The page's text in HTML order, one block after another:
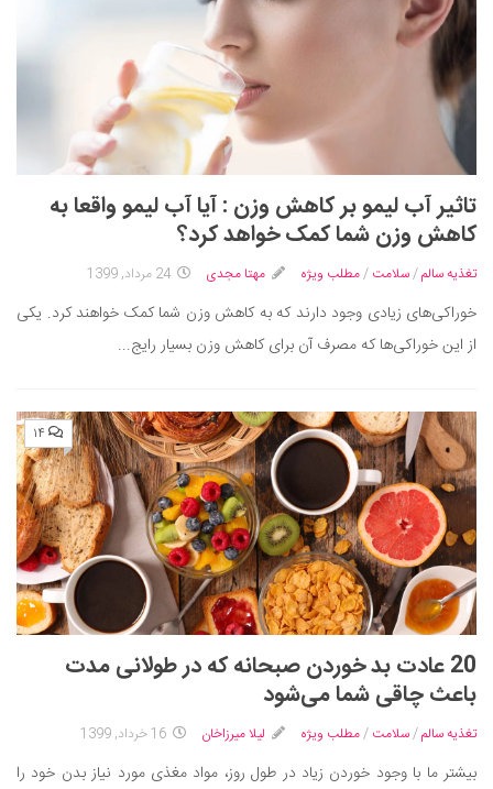
بیماری و درمان
ورزش و تندرستی
مراکز پزشکی و دارویی
فرهنگ و هنر
سینما و تئاتر
تلویزیون
موسیقی
چهره‌ها
کتاب و کتاب‌خوانی
تاریخ
معماری
علمی
فناوری‌ها
نجوم و هوا فضا
زمین و محیط زیست
خودرو
سرگرمی
دانستنی‌ها
تاثیر آب لیمو بر کاهش وزن ‌: آیا آب لیمو واقعا به
کاهش وزن شما کمک خواهد کرد؟
تغذیه سالم/سلامت /مطلب ویژه مهتا مجدی 24 مرداد, 1399
خوراکی‌های زیادی وجود دارند که به کاهش وزن شما کمک خواهند کرد. یکی
از این خوراکی‌ها که مصرف آن برای کاهش وزن بسیار رایج...
۱۴
20 عادت بد خوردن صبحانه که در طولانی مدت
باعث چاقی شما می‌شود
تغذیه سالم/سلامت /مطلب ویژه لیلا میرزاخان 16 خرداد, 1399
بیشتر ما با وجود خوردن زیاد در طول روز، مواد مغذی مورد نیاز بدن خود را